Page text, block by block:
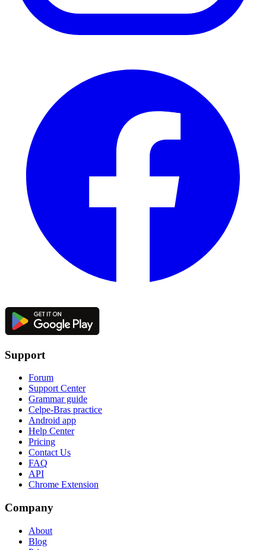
Support
Forum
Support Center
Grammar guide
Celpe-Bras practice
Android app
Help Center
Pricing
Contact Us
FAQ
API
Chrome Extension
Company
About
Blog